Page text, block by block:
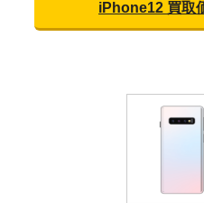
iPhone12 買取